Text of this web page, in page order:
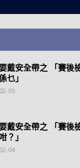
戴安全帶之 「賽後
乜」
05
戴安全帶之 「賽後
？」
04